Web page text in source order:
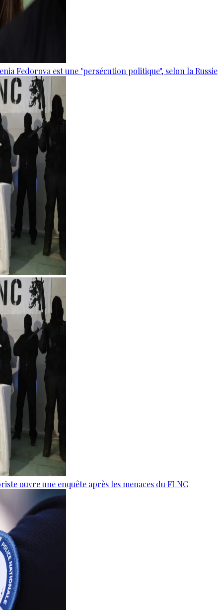
Fedorova est une "persécution politique", selon la Russie
ouvre une enquête après les menaces du FLNC